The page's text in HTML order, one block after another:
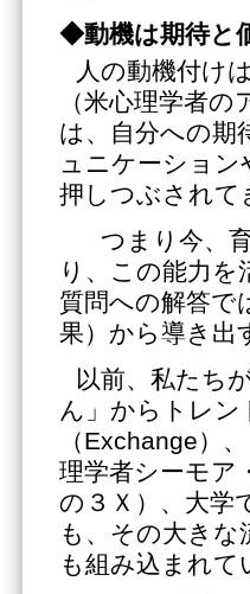
◆動機は期待と
人の動機付け
（米心理学者
は、自分への期
ュニケーション
押しつぶされて
つまり今、
り、この能力
質問への解答で
果）から導き出
以前、私たち
ん」からトレン
（Exchange）
理学者シーモア
の３Ｘ）、大学
も、その大き
も組み込まれ